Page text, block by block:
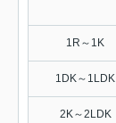
1R～1K
1DK～1LDK
2K～2LDK